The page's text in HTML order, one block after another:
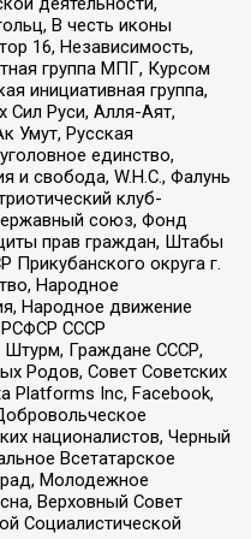
В честь иконы
16, Независимость,
группа МПГ, Курсом
инициативная группа,
Сил Руси, Алля-Аят,
Умут, Русская
единство,
и свобода, W.H.С., Фалунь
клуб-
союз, Фонд
прав граждан, Штабы
Прикубанского округа г.
Народное
Народное движение
РСФСР СССР
Штурм, Граждане СССР,
Родов, Совет Советских
Platforms Inc, Facebook,
националистов, Черный
Всетатарское
Молодежное
Верховный Совет
Социалистической